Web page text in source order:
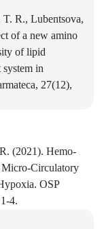
R., Lubentsova,
of a new amino
of lipid
in
27(12),
(2021). Hemo-
Micro-Circulatory
OSP
4.